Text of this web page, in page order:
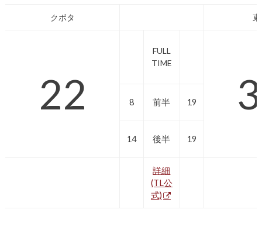
クボタ
22
FULL
TIME
8 前半 19
14 後半 19
詳細
(TL公
式)